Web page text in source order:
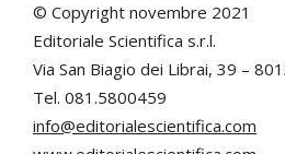
© Copyright novembre 2021
Editoriale Scientifica s.r.l.
Via San Biagio dei Librai, 39 –
Tel. 081.5800459
info@editorialescientifica.com